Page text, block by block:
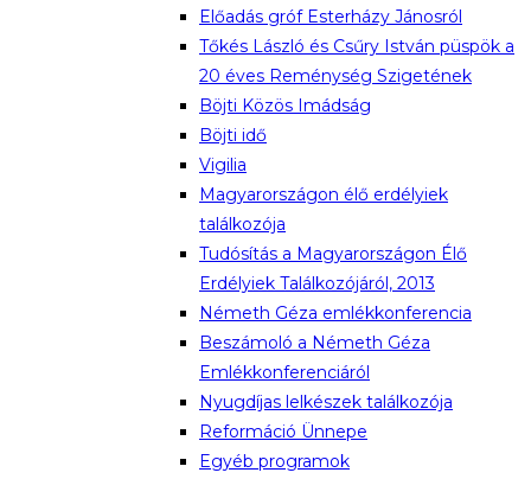
Előadás gróf Esterházy Jánosról
Tőkés László és Csűry István püspök a
20 éves Reménység Szigetének
Böjti Közös Imádság
Böjti idő
Vigilia
Magyarországon élő erdélyiek
találkozója
Tudósítás a Magyarországon Élő
Erdélyiek Találkozójáról, 2013
Németh Géza emlékkonferencia
Beszámoló a Németh Géza
Emlékkonferenciáról
Nyugdíjas lelkészek találkozója
Reformáció Ünnepe
Egyéb programok